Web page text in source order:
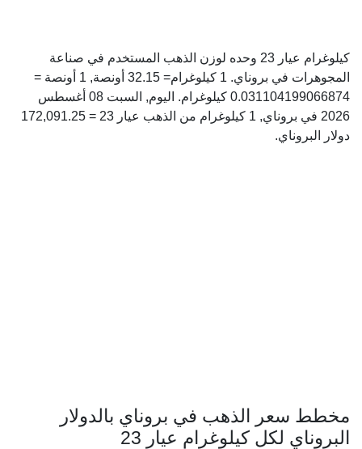
كيلوغرام عيار 23 وحده لوزن الذهب المستخدم في صناعة
المجوهرات في بروناي. 1 كيلوغرام= 32.15 أونصة, 1 أونصة =
0.031104199066874 كيلوغرام. اليوم, السبت 08 أغسطس
2026 في بروناي, 1 كيلوغرام من الذهب عيار 23 = 172,091.25
دولار البروناي.
مخطط سعر الذهب في بروناي بالدولار
البروناي لكل كيلوغرام عيار 23